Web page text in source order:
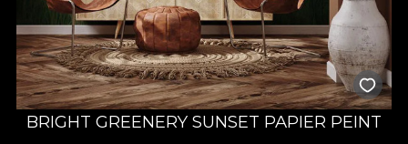
BRIGHT GREENERY SUNSET PAPIER PEINT